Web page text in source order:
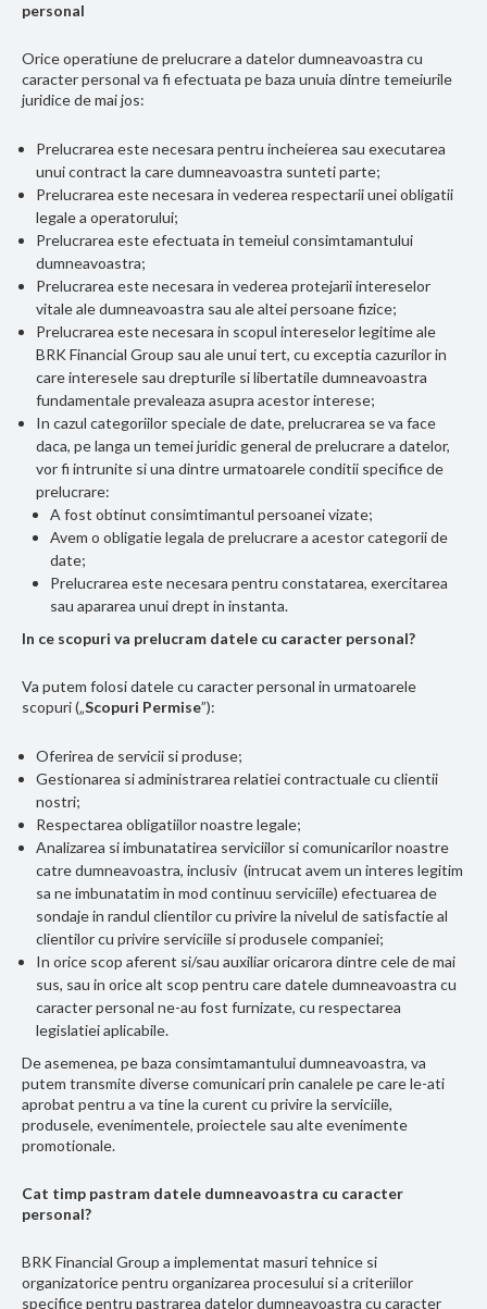
personal
Orice operatiune de prelucrare a datelor dumneavoastra cu
caracter personal va fi efectuata pe baza unuia dintre temeiurile
juridice de mai jos:
Prelucrarea este necesara pentru incheierea sau executarea
unui contract la care dumneavoastra sunteti parte;
Prelucrarea este necesara in vederea respectarii unei obligatii
legale a operatorului;
Prelucrarea este efectuata in temeiul consimtamantului
dumneavoastra;
Prelucrarea este necesara in vederea protejarii intereselor
vitale ale dumneavoastra sau ale altei persoane fizice;
Prelucrarea este necesara in scopul intereselor legitime ale
BRK Financial Group sau ale unui tert, cu exceptia cazurilor in
care interesele sau drepturile si libertatile dumneavoastra
fundamentale prevaleaza asupra acestor interese;
In cazul categoriilor speciale de date, prelucrarea se va face
daca, pe langa un temei juridic general de prelucrare a datelor,
vor fi intrunite si una dintre urmatoarele conditii specifice de
prelucrare:
A fost obtinut consimtimantul persoanei vizate;
Avem o obligatie legala de prelucrare a acestor categorii de
date;
Prelucrarea este necesara pentru constatarea, exercitarea
sau apararea unui drept in instanta.
In ce scopuri va prelucram datele cu caracter personal?
Va putem folosi datele cu caracter personal in urmatoarele
scopuri („Scopuri Permise”):
Oferirea de servicii si produse;
Gestionarea si administrarea relatiei contractuale cu clientii
nostri;
Respectarea obligatiilor noastre legale;
Analizarea si imbunatatirea serviciilor si comunicarilor noastre
catre dumneavoastra, inclusiv (intrucat avem un interes legitim
sa ne imbunatatim in mod continuu serviciile) efectuarea de
sondaje in randul clientilor cu privire la nivelul de satisfactie al
clientilor cu privire serviciile si produsele companiei;
In orice scop aferent si/sau auxiliar oricarora dintre cele de mai
sus, sau in orice alt scop pentru care datele dumneavoastra cu
caracter personal ne-au fost furnizate, cu respectarea
legislatiei aplicabile.
De asemenea, pe baza consimtamantului dumneavoastra, va
putem transmite diverse comunicari prin canalele pe care le-ati
aprobat pentru a va tine la curent cu privire la serviciile,
produsele, evenimentele, proiectele sau alte evenimente
promotionale.
Cat timp pastram datele dumneavoastra cu caracter
personal?
BRK Financial Group a implementat masuri tehnice si
organizatorice pentru organizarea procesului si a criteriilor
specifice pentru pastrarea datelor dumneavoastra cu caracter